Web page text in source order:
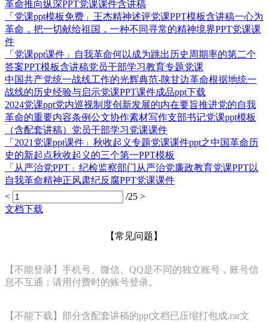
革命推向纵深PPT党课课件含讲稿
「党课ppt模板免费」王杰精神述评党课PPT模板含讲稿一心为
革命，把一切献给祖国，一种不同寻常的精神境界PPT党课课
件
「党课ppt课件」自我革命何以成为跳出历史周期率的第二个
答案PPT模板含讲稿党员干部学习教育专题党课
中国共产党统一战线工作的光辉典范-陕甘边革命根据地统一
战线的历史经验与启示党课PPT课件成品ppt下载
2024党课ppt党内巡视制度创新发展的内在要旨推进党的自我
革命的重要内容条例公文协作素材写作支部书记党课ppt模板
（含配套讲稿）党员干部学习党课课件
「2021党课ppt课件」秋收起义专题党课课件ppt之中国革命历
史的新起点秋收起义的三个第一PPT模板
「从严治党PPT」纪检监察部门从严治党廉政教育党课PPT以
自我革命精神正风肃纪反腐PPT党课课件
<
/25 >
文档下载
【常见问题】
【不能登录】手机号、微信、QQ是不同的独立账号，账号信
息不互通；请用付费时的账号登录。
【不能下载】部分含配套讲稿的ppt文档已压缩打包成.rar文